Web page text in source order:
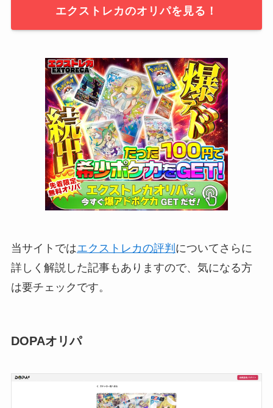
エクストレカのオリパを見る！
当サイトではエクストレカの評判 についてさらに
詳しく解説した記事もありますので、気になる方
は要チェックです。
DOPAオリパ